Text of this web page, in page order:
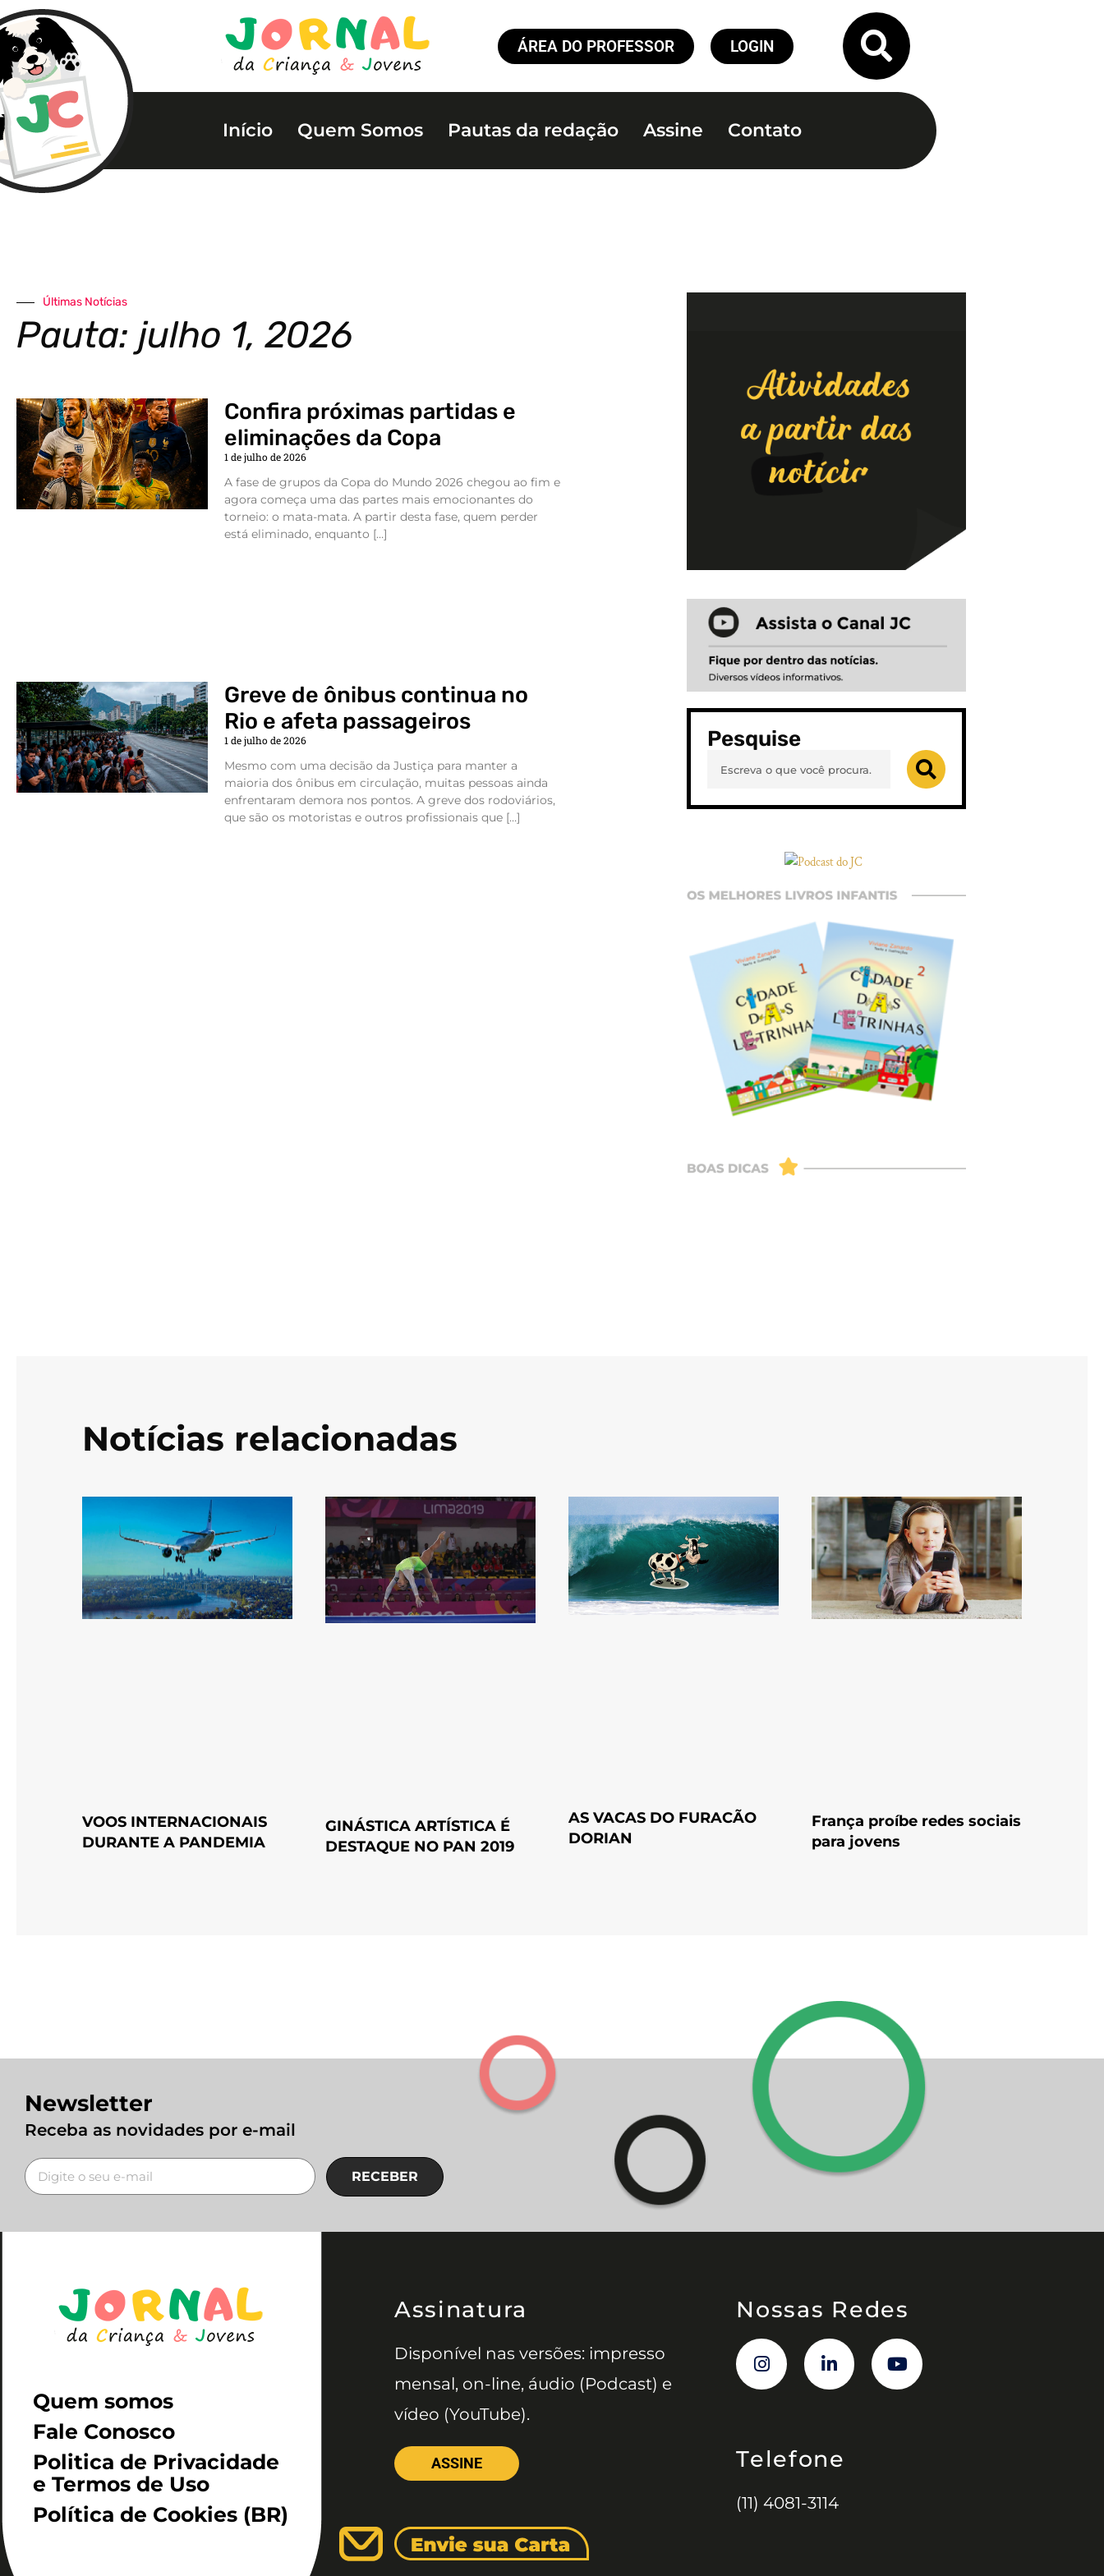
ÁREA DO PROFESSOR LOGIN
Início Quem Somos Pautas da redação Assine Contato
Últimas Notícias
Pauta: julho 1, 2026
Confira próximas partidas e
eliminações da Copa
1 de julho de 2026
A fase de grupos da Copa do Mundo 2026 chegou ao fim e
agora começa uma das partes mais emocionantes do
torneio: o mata-mata. A partir desta fase, quem perder
está eliminado, enquanto […]
Greve de ônibus continua no
Rio e afeta passageiros
1 de julho de 2026
Mesmo com uma decisão da Justiça para manter a
maioria dos ônibus em circulação, muitas pessoas ainda
enfrentaram demora nos pontos. A greve dos rodoviários,
que são os motoristas e outros profissionais que […]
Pesquise
Notícias relacionadas
VOOS INTERNACIONAIS
DURANTE A PANDEMIA
GINÁSTICA ARTÍSTICA É
DESTAQUE NO PAN 2019
AS VACAS DO FURACÃO
DORIAN
França proíbe redes sociais
para jovens
Newsletter
Receba as novidades por e-mail
RECEBER
Quem somos
Fale Conosco
Politica de Privacidade
e Termos de Uso
Política de Cookies (BR)
Assinatura
Disponível nas versões: impresso
mensal, on-line, áudio (Podcast) e
vídeo (YouTube).
ASSINE
Nossas Redes
Telefone
(11) 4081-3114